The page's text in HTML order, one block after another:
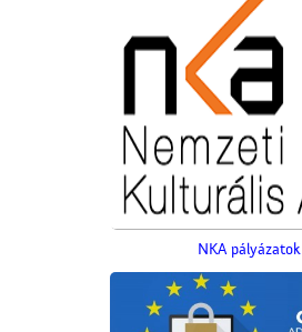
NKA pályázatok
Lajos utcából